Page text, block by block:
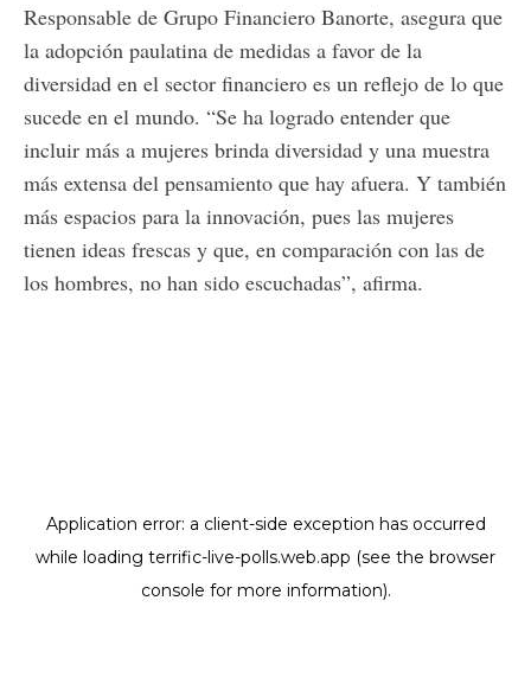
Responsable de Grupo Financiero Banorte, asegura que
la adopción paulatina de medidas a favor de la
diversidad en el sector financiero es un reflejo de lo que
sucede en el mundo. “Se ha logrado entender que
incluir más a mujeres brinda diversidad y una muestra
más extensa del pensamiento que hay afuera. Y también
más espacios para la innovación, pues las mujeres
tienen ideas frescas y que, en comparación con las de
los hombres, no han sido escuchadas”, afirma.